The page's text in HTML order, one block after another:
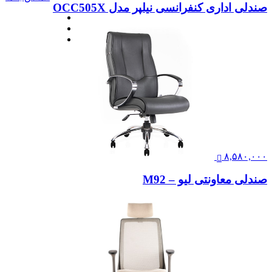
صندلی اداری کنفرانسی نیلپر مدل OCC505X
۸,۵۸۰,۰۰۰
صندلی معاونتی لیو – M92